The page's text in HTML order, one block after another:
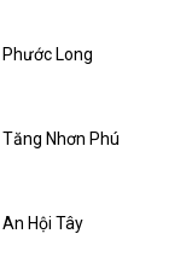
Long
Nhơn Phú
Hội Tây